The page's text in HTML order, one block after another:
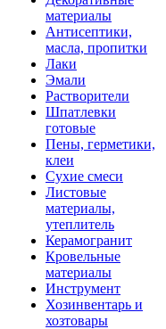
материалы
Антисептики,
масла, пропитки
Лаки
Эмали
Растворители
Шпатлевки
готовые
Пены, герметики,
клеи
Сухие смеси
Листовые
материалы,
утеплитель
Керамогранит
Кровельные
материалы
Инструмент
Хозинвентарь и
хозтовары